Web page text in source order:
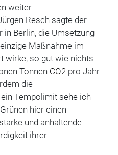
weiter
Resch sagte der
in Berlin, die Umsetzung
Maßnahme im
wirke, so gut wie nichts
Tonnen CO2 pro Jahr
die
ein Tempolimit sehe ich
hier einen
und anhaltende
ihrer